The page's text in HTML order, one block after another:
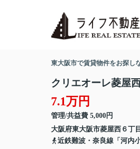
東大阪市で賃貸物件をお探し
クリエオーレ菱屋
7.1万円
管理/共益費 5,000円
大阪府東大阪市菱屋西 ６丁目
近鉄難波・奈良線「河内